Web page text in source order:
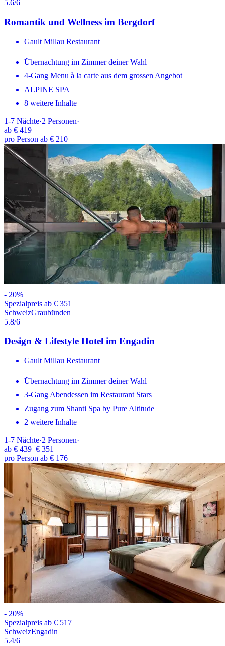
5.6/6
Romantik und Wellness im Bergdorf
Gault Millau Restaurant
Übernachtung im Zimmer deiner Wahl
4-Gang Menu à la carte aus dem grossen Angebot
ALPINE SPA
8 weitere Inhalte
1-7 Nächte·2 Personen·
ab € 419
pro Person ab € 210
- 20%
Spezialpreis ab € 351
SchweizGraubünden
5.8/6
Design & Lifestyle Hotel im Engadin
Gault Millau Restaurant
Übernachtung im Zimmer deiner Wahl
3-Gang Abendessen im Restaurant Stars
Zugang zum Shanti Spa by Pure Altitude
2 weitere Inhalte
1-7 Nächte·2 Personen·
ab € 439 € 351
pro Person ab € 176
- 20%
Spezialpreis ab € 517
SchweizEngadin
5.4/6